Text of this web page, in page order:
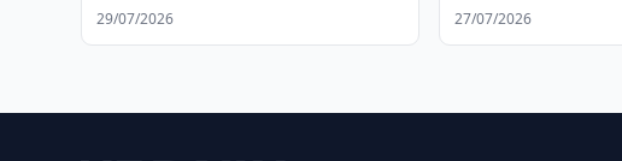
29/07/2026 27/07/2026